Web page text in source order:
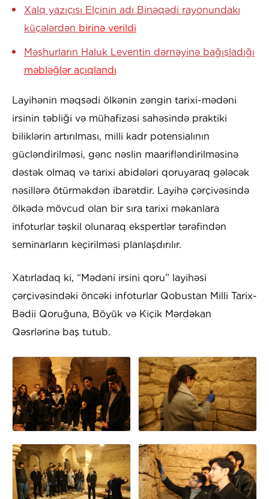
Xalq yazıçısı Elçinin adı Binəqədi rayonundakı
küçələrdən birinə verildi
Məşhurların Haluk Leventin dərnəyinə bağışladığı
məbləğlər açıqlandı
Layihənin məqsədi ölkənin zəngin tarixi-mədəni
irsinin təbliği və mühafizəsi sahəsində praktiki
biliklərin artırılması, milli kadr potensialının
gücləndirilməsi, gənc nəslin maarifləndirilməsinə
dəstək olmaq və tarixi abidələri qoruyaraq gələcək
nəsillərə ötürməkdən ibarətdir. Layihə çərçivəsində
ölkədə mövcud olan bir sıra tarixi məkanlara
infoturlar təşkil olunaraq ekspertlər tərəfindən
seminarların keçirilməsi planlaşdırılır.
Xatırladaq ki, “Mədəni irsini qoru” layihəsi
çərçivəsindəki öncəki infoturlar Qobustan Milli Tarix-
Bədii Qoruğuna, Böyük və Kiçik Mərdəkan
Qəsrlərinə baş tutub.